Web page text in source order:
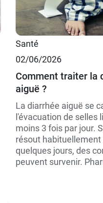
Santé
02/06/2026
Comment traiter la
aiguë ?
La diarrhée aiguë se
l'évacuation de selles
moins 3 fois par jour.
résout habituellement
quelques jours, des
peuvent survenir.